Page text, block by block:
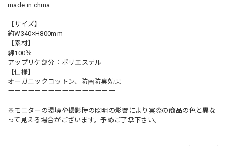
made in china
【サイズ】
約W340×H800mm
【素材】
綿100％
アップリケ部分：ポリエステル
【仕様】
オーガニックコットン、防菌防臭効果
ーーーーーーーーーーーーーーーー
※モニターの環境や撮影時の照明の影響により実際の商品の色と異な
って見える場合がございます。予めご了承下さい。